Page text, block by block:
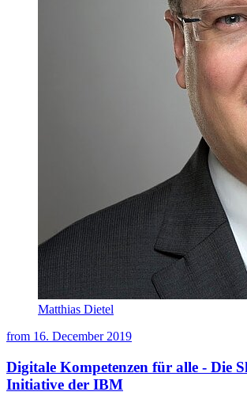
Matthias Dietel
from 16. December 2019
Digitale Kompetenzen für alle - Die
Initiative der IBM